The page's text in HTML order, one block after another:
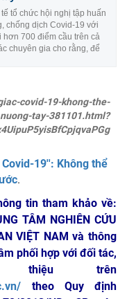
tế tổ chức hội nghị tập huấn
chống dịch Covid-19 với
hơn 700 điểm cầu trên cả
chuyên gia cho rằng, để
covid-19-khong-the-
nuong-tay-381101.html?
19'': Không thể
.
tin tham khảo về:
TÂM NGHIÊN CỨU
VIỆT NAM và thông
phối hợp với đối tác,
thiệu trên
theo Quy định